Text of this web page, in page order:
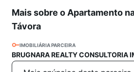
Mais sobre o Apartamento
Távora
IMOBILIÁRIA PARCEIRA
BRUGNARA REALTY CONSULTORIA